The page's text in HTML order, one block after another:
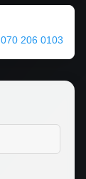
070 206 0103